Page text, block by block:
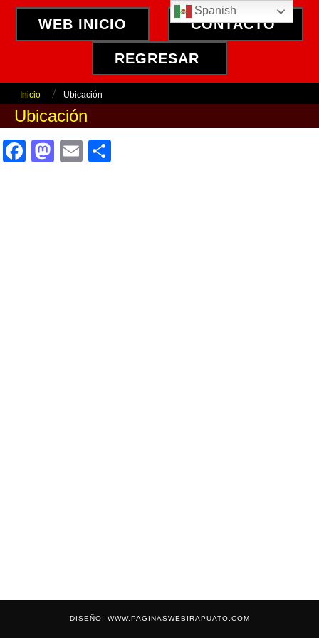
WEB INICIO CONTACTO
REGRESAR
Inicio Ubicación
Ubicación
Facebook
Mastodon
Email
DISEÑO: WWW.PAGINASWEBIRAPUATO.COM
Spanish